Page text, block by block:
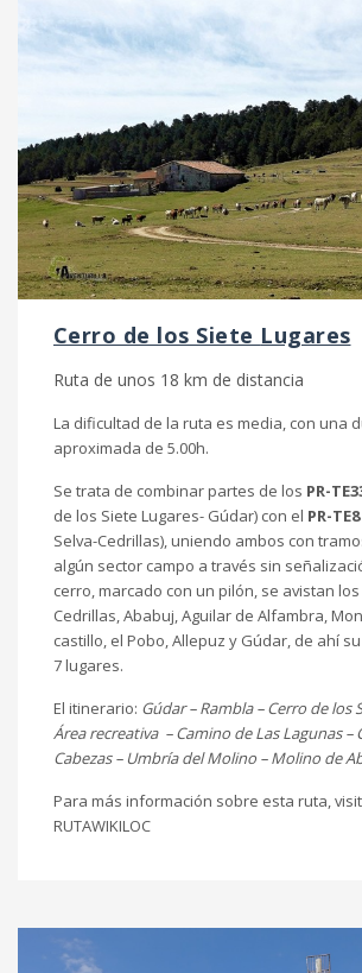
Cerro de los Siete Lugares
Ruta de unos 18 km de distancia
La dificultad de la ruta es media, con una
aproximada de 5.00h.
Se trata de combinar partes de los PR-
de los Siete Lugares- Gúdar) con el PR-TE8
Selva-Cedrillas), uniendo ambos con
algún sector campo a través sin
cerro, marcado con un pilón, se avistan
Cedrillas, Ababuj, Aguilar de Alfambra,
castillo, el Pobo, Allepuz y Gúdar, de ahí
7 lugares.
El itinerario: Gúdar – Rambla – Cerro de los
Área recreativa – Camino de Las Lagunas –
Cabezas – Umbría del Molino – Molino de
Para más información sobre esta ruta,
RUTAWIKILOC